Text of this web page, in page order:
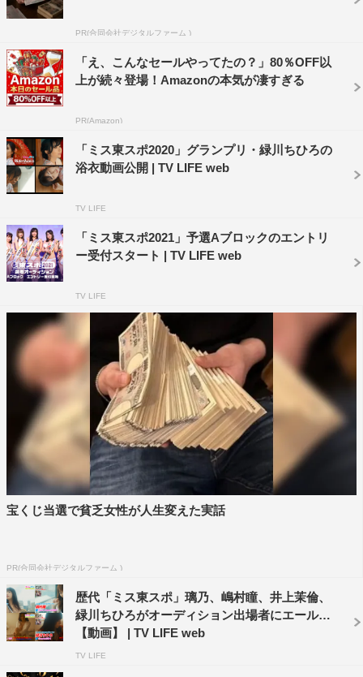
フープを回しながら声まね朗読をする」という器用なも
の。最後は衣装を脱ぎ捨て、水着姿を披露した。
第3位の現役パティシエールアイドル・西原綾美は、フラ
ミンゴの着ぐるみ姿で自作のショートケーキの早食いを披
PR(合同会社デジタルファーム )
「え、こんなセールやってたの？」80％OFF以
上が続々登場！Amazonの本気が凄すぎる
PR(Amazon)
「ミス東スポ2020」グランプリ・緑川ちひろの
浴衣動画公開 | TV LIFE web
TV LIFE
「ミス東スポ2021」予選Aブロックのエントリ
ー受付スタート | TV LIFE web
TV LIFE
宝くじ当選で貧乏女性が人生変えた実話
PR(合同会社デジタルファーム )
歴代「ミス東スポ」璃乃、嶋村瞳、井上茉倫、
緑川ちひろがオーディション出場者にエール
【動画】 | TV LIFE web
TV LIFE